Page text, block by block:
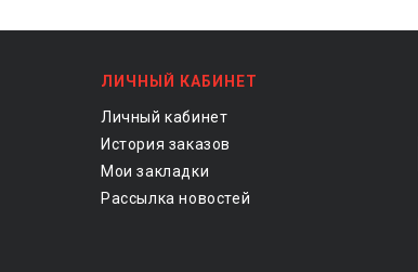
ЛИЧНЫЙ КАБИНЕТ
Личный кабинет
История заказов
Мои закладки
Рассылка новостей